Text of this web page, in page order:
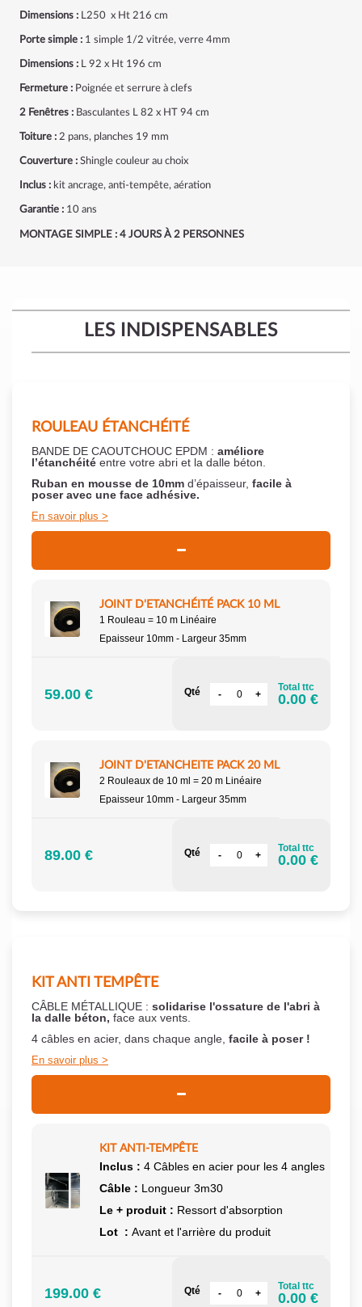
Dimensions : L250 x Ht 216 cm
Porte simple : 1 simple 1/2 vitrée, verre 4mm
Dimensions : L 92 x Ht 196 cm
Fermeture : Poignée et serrure à clefs
2 Fenêtres : Basculantes L 82 x HT 94 cm
Toiture : 2 pans, planches 19 mm
Couverture : Shingle couleur au choix
Inclus : kit ancrage, anti-tempête, aération
Garantie : 10 ans
MONTAGE SIMPLE : 4 JOURS À 2 PERSONNES
LES INDISPENSABLES
ROULEAU ÉTANCHÉITÉ
BANDE DE CAOUTCHOUC EPDM : améliore
l’étanchéité entre votre abri et la dalle béton.
Ruban en mousse de 10mm d’épaisseur, facile à
poser avec une face adhésive.
En savoir plus
JOINT D'ETANCHÉITÉ PACK 10 ML
1 Rouleau = 10 m Linéaire
Epaisseur 10mm - Largeur 35mm
59.00 € Qté Total ttc
0.00 €
JOINT D'ETANCHEITE PACK 20 ML
2 Rouleaux de 10 ml = 20 m Linéaire
Epaisseur 10mm - Largeur 35mm
89.00 € Qté Total ttc
0.00 €
KIT ANTI TEMPÊTE
CÂBLE MÉTALLIQUE : solidarise l'ossature de l'abri à
la dalle béton, face aux vents.
4 câbles en acier, dans chaque angle, facile à poser !
En savoir plus
KIT ANTI-TEMPÊTE
Inclus : 4 Câbles en acier pour les 4 angles
Câble : Longueur 3m30
Le + produit : Ressort d'absorption
Lot : Avant et l'arrière du produit
199.00 € Qté Total ttc
0.00 €